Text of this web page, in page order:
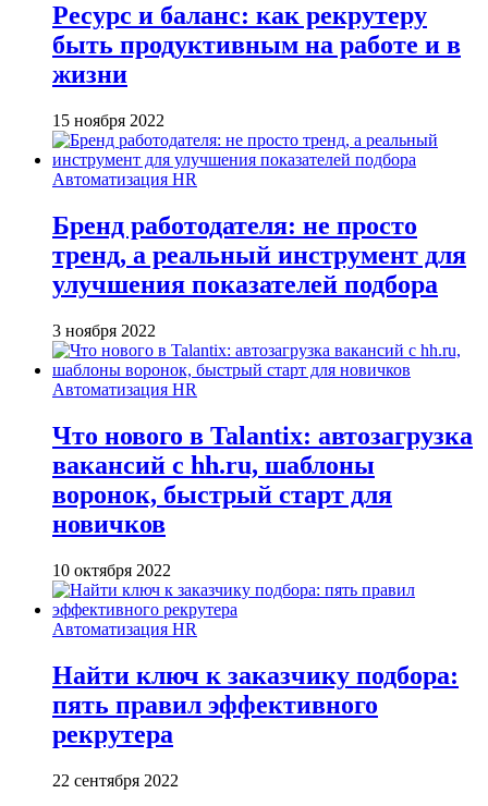
Ресурс и баланс: как рекрутеру
быть продуктивным на работе и в
жизни
15 ноября 2022
Автоматизация HR
Бренд работодателя: не просто
тренд, а реальный инструмент для
улучшения показателей подбора
3 ноября 2022
Автоматизация HR
Что нового в Talantix: автозагрузка
вакансий c hh.ru, шаблоны
воронок, быстрый старт для
новичков
10 октября 2022
Автоматизация HR
Найти ключ к заказчику подбора:
пять правил эффективного
рекрутера
22 сентября 2022